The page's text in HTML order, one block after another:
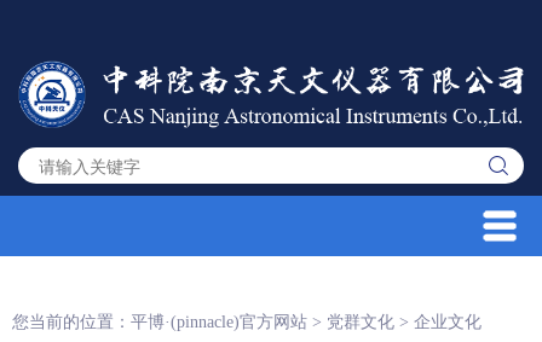
您当前的位置： 平博·(pinnacle)官方网站 > 党群文化 > 企业文化